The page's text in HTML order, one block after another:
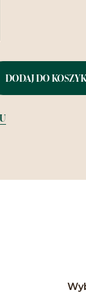
DODAJ DO